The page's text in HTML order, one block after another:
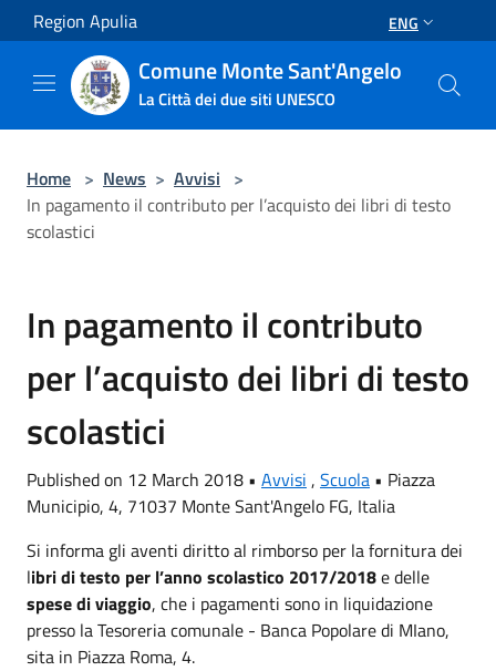
Salta al contenuto principale
Region Apulia ENG
Comune Monte Sant'Angelo
La Città dei due siti UNESCO
Home > News > Avvisi >
In pagamento il contributo per l’acquisto dei libri di testo
scolastici
In pagamento il contributo
per l’acquisto dei libri di testo
scolastici
Published on 12 March 2018 • Avvisi , Scuola • Piazza
Municipio, 4, 71037 Monte Sant'Angelo FG, Italia
Si informa gli aventi diritto al rimborso per la fornitura dei
libri di testo per l’anno scolastico 2017/2018e delle
spese di viaggio, che i pagamenti sono in liquidazione
presso la Tesoreria comunale - Banca Popolare di MIano,
sita in Piazza Roma, 4.